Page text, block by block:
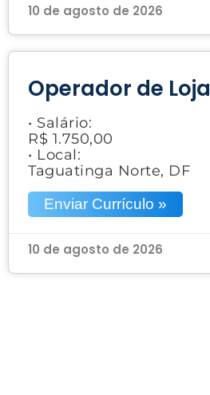
10 de agosto de 2026
Operador de Loja
• Salário:
R$ 1.750,00
• Local:
Taguatinga Norte, DF
Enviar Currículo »
10 de agosto de 2026